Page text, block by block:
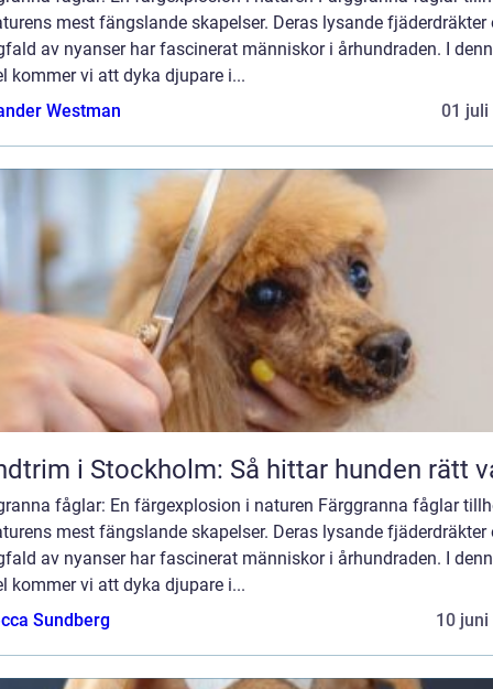
mest fängslande skapelser. Deras lysande fjäderdräkter
av nyanser har fascinerat människor i århundraden. I
kommer vi att dyka djupare i...
Westman
01 juli
i Stockholm: Så hittar hunden rätt
fåglar: En färgexplosion i naturen Färggranna fåglar
mest fängslande skapelser. Deras lysande fjäderdräkter
av nyanser har fascinerat människor i århundraden. I
kommer vi att dyka djupare i...
Sundberg
10 juni